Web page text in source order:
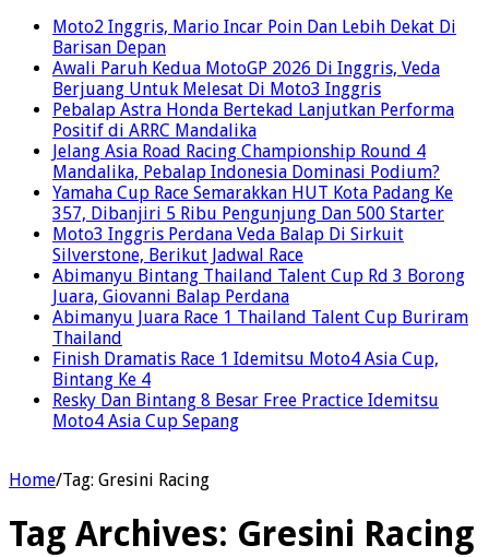
Moto2 Inggris, Mario Incar Poin Dan Lebih Dekat Di
Barisan Depan
Awali Paruh Kedua MotoGP 2026 Di Inggris, Veda
Berjuang Untuk Melesat Di Moto3 Inggris
Pebalap Astra Honda Bertekad Lanjutkan Performa
Positif di ARRC Mandalika
Jelang Asia Road Racing Championship Round 4
Mandalika, Pebalap Indonesia Dominasi Podium?
Yamaha Cup Race Semarakkan HUT Kota Padang Ke
357, Dibanjiri 5 Ribu Pengunjung Dan 500 Starter
Moto3 Inggris Perdana Veda Balap Di Sirkuit
Silverstone, Berikut Jadwal Race
Abimanyu Bintang Thailand Talent Cup Rd 3 Borong
Juara, Giovanni Balap Perdana
Abimanyu Juara Race 1 Thailand Talent Cup Buriram
Thailand
Finish Dramatis Race 1 Idemitsu Moto4 Asia Cup,
Bintang Ke 4
Resky Dan Bintang 8 Besar Free Practice Idemitsu
Moto4 Asia Cup Sepang
Home/Tag: Gresini Racing
Tag Archives: Gresini Racing